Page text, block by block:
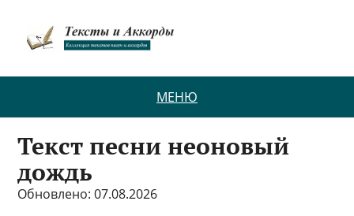
МЕНЮ
Текст песни неоновый
дождь
Обновлено: 07.08.2026